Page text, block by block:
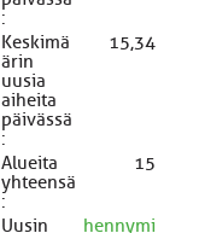
:
Keskimä
ärin
uusia
aiheita
päivässä
:
15,34
Alueita
yhteensä
:
15
Uusin
hennymi